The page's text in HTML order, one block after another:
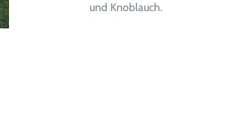
und Knoblauch.